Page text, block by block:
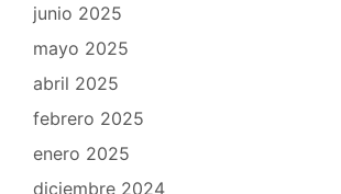
junio 2025
mayo 2025
abril 2025
febrero 2025
enero 2025
diciembre 2024